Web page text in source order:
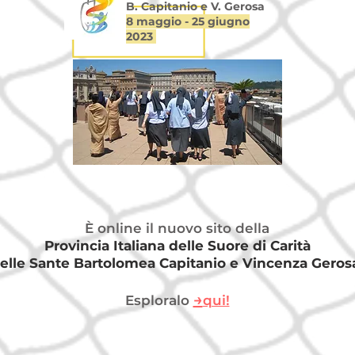
B. Capitanio e V. Gerosa
8 maggio - 25 giugno
2023
È online il nuovo sito della
Provincia Italiana delle Suore di Carità
Sante Bartolomea Capitanio e Vincenza
Esploralo →qui!